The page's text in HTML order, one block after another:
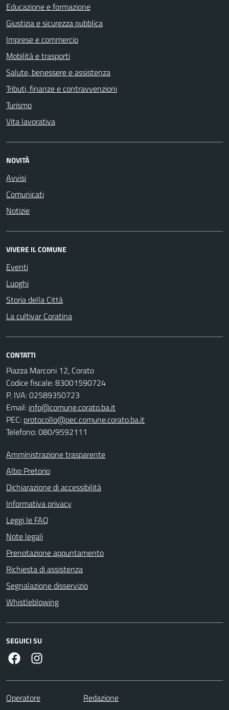
Educazione e formazione
Giustizia e sicurezza pubblica
Imprese e commercio
Mobilità e trasporti
Salute, benessere e assistenza
Tributi, finanze e contravvenzioni
Turismo
Vita lavorativa
NOVITÀ
Avvisi
Comunicati
Notizie
VIVERE IL COMUNE
Eventi
Luoghi
Storia della Città
La cultivar Coratina
CONTATTI
Piazza Marconi 12, Corato
Codice fiscale: 83001590724
P. IVA: 02589350723
Email: info@comune.corato.ba.it
PEC: protocollo@pec.comune.corato.ba.it
Telefono: 080/9592111
Amministrazione trasparente
Albo Pretorio
Dichiarazione di accessibilità
Informativa privacy
Leggi le FAQ
Note legali
Prenotazione appuntamento
Richiesta di assistenza
Segnalazione disservizio
Whistleblowing
SEGUICI SU
Facebook
Operatore Redazione